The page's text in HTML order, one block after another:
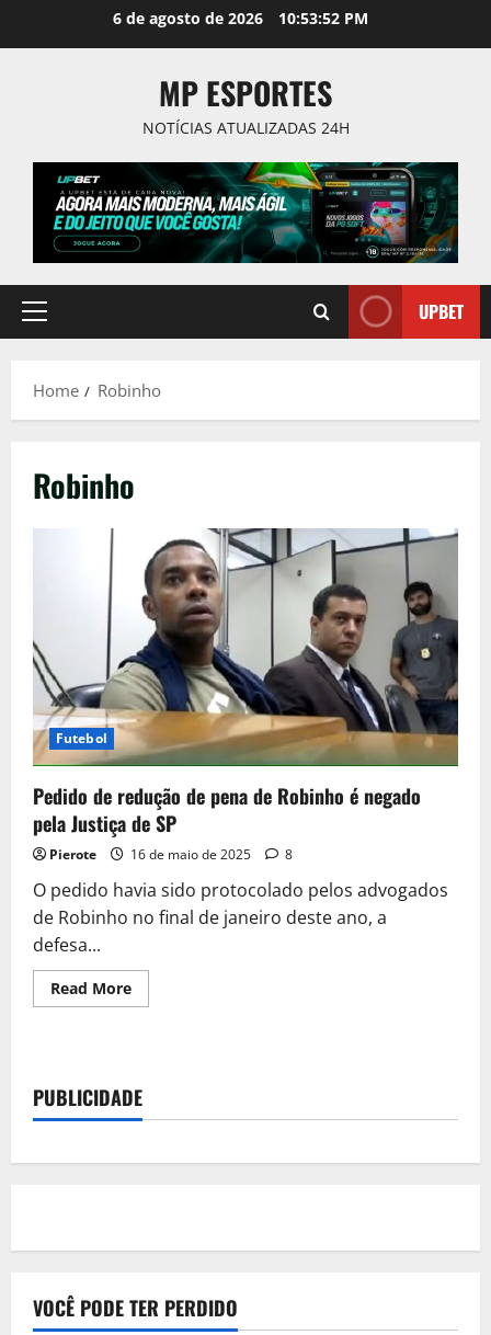
6 de agosto de 2026 10:53:53 PM
MP ESPORTES
NOTÍCIAS ATUALIZADAS 24H
Primary
UPBET
Home Robinho
Robinho
Futebol
Pedido de redução de pena de Robinho é negado
pela Justiça de SP
Pierote 16 de maio de 2025 8
O pedido havia sido protocolado pelos advogados
de Robinho no final de janeiro deste ano, a
defesa...
Read MoreRead
more
pena
de
Robinho
PUBLICIDADE
VOCÊ PODE TER PERDIDO